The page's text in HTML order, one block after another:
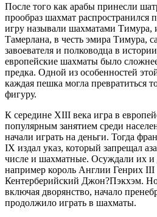
После того как арабы принесли
прообраз шахмат распространился
игру называли шахматами Тимура,
Тамерлана, в честь эмира Тимура,
завоевателя и полководца в
европейские шахматы было
предка. Одной из особенностей
каждая пешка могла превратиться
фигуру.
К середине XIII века игра в
популярным занятием среди
начали играть на деньги. Тогда
IX издал указ, который запрещал
числе и шахматные. Осуждали их и
например король Англии Генрих III
Кентерберийский Джон?Пэкхэм. Но
включая дворянство, начало
продолжило играть в шахматы.